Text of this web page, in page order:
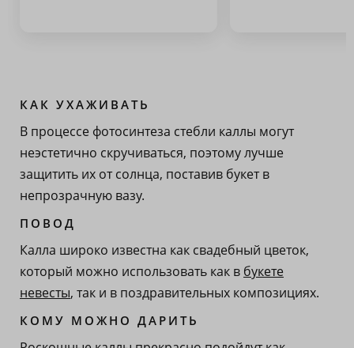
КАК УХАЖИВАТЬ
В процессе фотосинтеза стебли каллы могут
неэстетично скручиваться, поэтому лучше
защитить их от солнца, поставив букет в
непрозрачную вазу.
ПОВОД
Калла широко известна как свадебный цветок,
который можно использовать как в букете
невесты, так и в поздравительных композициях.
КОМУ МОЖНО ДАРИТЬ